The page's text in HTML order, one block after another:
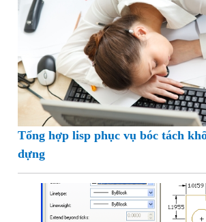
Tổng hợp lisp phục vụ bóc tách
dựng